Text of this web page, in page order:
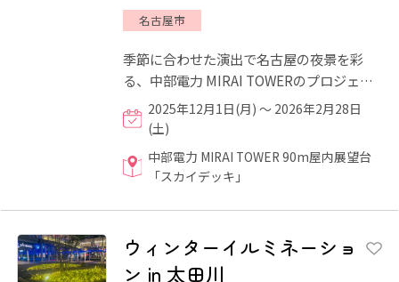
名古屋市
季節に合わせた演出で名古屋の夜景を彩
る、中部電力 MIRAI TOWERのプロジェク
ションマッピング。この冬は、名古屋の夜
景がシャンパンゴールドに！...
2025年12月1日(月) ～ 2026年2月28日
(土)
中部電力 MIRAI TOWER 90m屋内展望台
「スカイデッキ」
ウィンターイルミネーショ
ン in 太田川